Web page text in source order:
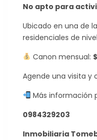
No apto para
Ubicado en una de
residenciales de
Canon mensual:
Agende una visita y
Más información
0984329203
Inmobiliaria